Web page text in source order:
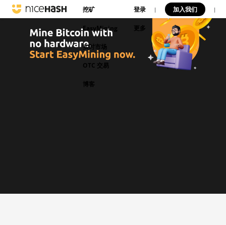
挖矿
EasyMining
实时市场
OTC 交易
博客
登录 | 加入我们 |
更多